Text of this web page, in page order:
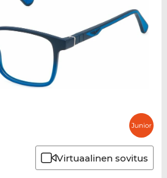
Virtuaalinen sovitus